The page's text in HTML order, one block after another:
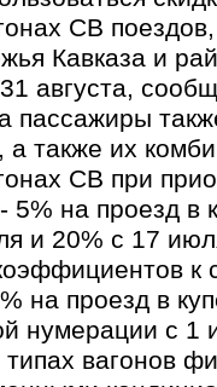
СВ
Кавказа и
августа,
также их
СВ при
5% на проезд в
и 20% с 17
к
на проезд в
нумерации с 1
вагонов